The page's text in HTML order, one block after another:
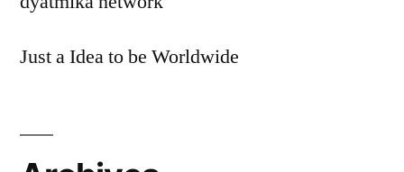
Just a Idea to be Worldwide